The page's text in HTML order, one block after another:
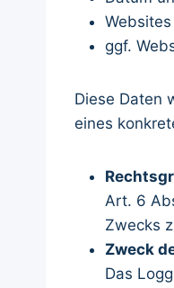
ggf.
Diese Daten
eines
Art. 6
Zwecks
Zweck
Das